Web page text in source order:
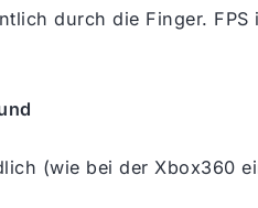
durch die Finger.
(wie bei der Xbox360